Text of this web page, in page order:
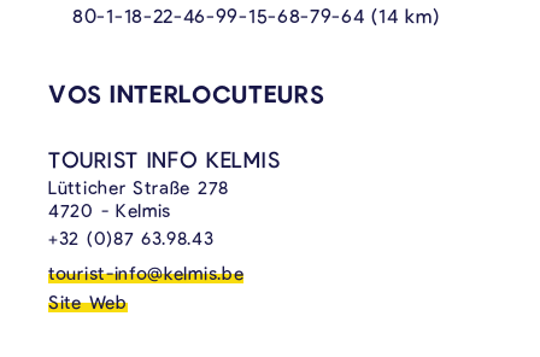
80-1-18-22-46-99-15-68-79-64 (14 km)
CONTENU LIÉ
VOS INTERLOCUTEURS
TOURIST INFO KELMIS
Lütticher Straße 278
4720 - Kelmis
+32 (0)87 63.98.43
tourist-info@kelmis.be
Site Web